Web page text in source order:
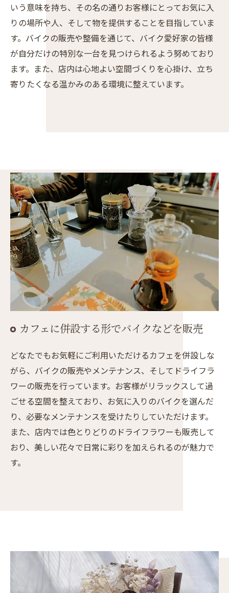
いう意味を持ち、その名の通りお客様にとってお気に入
りの場所や人、そして物を提供することを目指していま
す。バイクの販売や整備を通じて、バイク愛好家の皆様
が自分だけの特別な一台を見つけられるよう努めており
ます。また、店内は心地よい空間づくりを心掛け、立ち
寄りたくなる温かみのある環境に整えています。
カフェに併設する形でバイクなどを販売
どなたでもお気軽にご利用いただけるカフェを併設しな
がら、バイクの販売やメンテナンス、そしてドライフラ
ワーの販売を行っています。お客様がリラックスして過
ごせる空間を整えており、お気に入りのバイクを選んだ
り、必要なメンテナンスを受けたりしていただけます。
また、店内では色とりどりのドライフラワーも販売して
おり、美しい花々で日常に彩りを加えられるのが魅力で
す。